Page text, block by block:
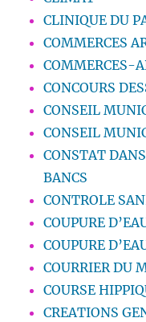
CLINIQUE DU
COMMERCES
COMMERCES-
CONCOURS
CONSEIL
CONSEIL
CONSTAT
BANCS
CONTROLE
COUPURE
COUPURE
COURRIER DU
COURSE
CREATIONS